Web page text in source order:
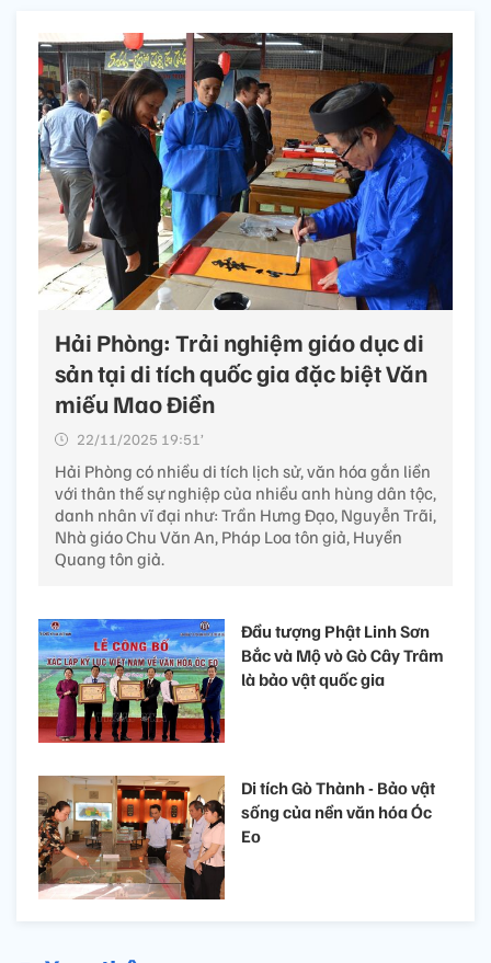
Hải Phòng: Trải nghiệm giáo dục di
sản tại di tích quốc gia đặc biệt Văn
miếu Mao Điền
22/11/2025 19:51’
Hải Phòng có nhiều di tích lịch sử, văn hóa gắn liền
với thân thế sự nghiệp của nhiều anh hùng dân tộc,
danh nhân vĩ đại như: Trần Hưng Đạo, Nguyễn Trãi,
Nhà giáo Chu Văn An, Pháp Loa tôn giả, Huyền
Quang tôn giả.
Đầu tượng Phật Linh Sơn
Bắc và Mộ vò Gò Cây Trâm
là bảo vật quốc gia
Di tích Gò Thành - Bảo vật
sống của nền văn hóa Óc
Eo